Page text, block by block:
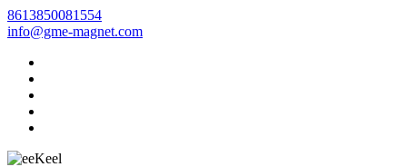
8613850081554
info@gme-magnet.com
Keel